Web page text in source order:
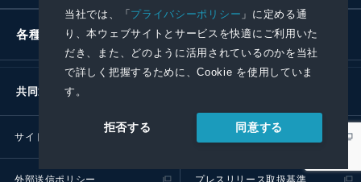
当社では、「プライバシーポリシー 」に定める通
り、本ウェブサイトとサービスを快適にご利用いた
だき、また、どのように活用されているのかを当社
で詳しく把握するために、Cookie を使用していま
す。
拒否する 同意する
各種お問い合わせ
共同通信社グループ
サイトポリシー プライバシーポリシー
外部送信ポリシー プレスリリース取扱基準